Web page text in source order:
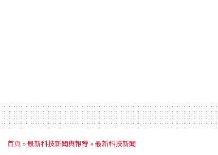
首頁 »最新科技新聞與報導 »最新科技新聞